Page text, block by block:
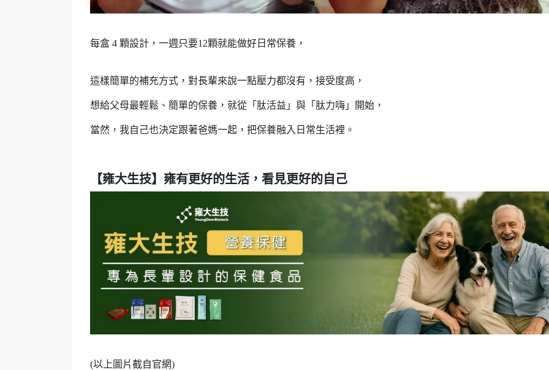
每盒 4 顆設計，一週只要12顆就能做好日常保養，
這樣簡單的補充方式，對長輩來說一點壓力都沒有，接受度高，
想給父母最輕鬆、簡單的保養，就從「肽活益」與「肽力嗨」開始，
當然，我自己也決定跟著爸媽一起，把保養融入日常生活裡。
【雍大生技】雍有更好的生活，看見更好的自己
(以上圖片截自官網)